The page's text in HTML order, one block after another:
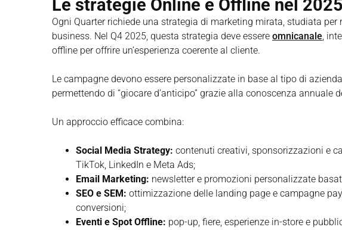
Le strategie Online e Offline nel 2025
Ogni Quarter richiede una strategia di marketing mirata, studiata
business. Nel Q4 2025, questa strategia deve essere omnicanale,
offline per offrire un’esperienza coerente al cliente.
Le campagne devono essere personalizzate in base al tipo di
permettendo di “giocare d’anticipo” grazie alla conoscenza annuale
Un approccio efficace combina:
Social Media Strategy: contenuti creativi, sponsorizzazioni e
TikTok, LinkedIn e Meta Ads;
Email Marketing: newsletter e promozioni personalizzate
SEO e SEM: ottimizzazione delle landing page e campagne
conversioni;
Eventi e Spot Offline: pop-up, fiere, esperienze in-store e